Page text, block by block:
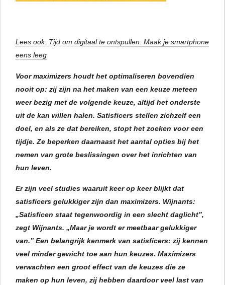
Lees ook: Tijd om digitaal te ontspullen: Maak je smartphone
eens leeg
Voor maximizers houdt het optimaliseren bovendien
nooit op: zij zijn na het maken van een keuze meteen
weer bezig met de volgende keuze, altijd het onderste
uit de kan willen halen. Satisficers stellen zichzelf een
doel, en als ze dat bereiken, stopt het zoeken voor een
tijdje. Ze beperken daarnaast het aantal opties bij het
nemen van grote beslissingen over het inrichten van
hun leven.
Er zijn veel studies waaruit keer op keer blijkt dat
satisficers gelukkiger zijn dan maximizers. Wijnants:
„Satisficen staat tegenwoordig in een slecht daglicht”,
zegt Wijnants. „Maar je wordt er meetbaar gelukkiger
van.” Een belangrijk kenmerk van satisficers: zij kennen
veel minder gewicht toe aan hun keuzes. Maximizers
verwachten een groot effect van de keuzes die ze
maken op hun leven, zij hebben daardoor veel last van